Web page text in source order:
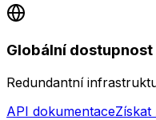
Globální dostupnost
Redundantní
API dokumentace